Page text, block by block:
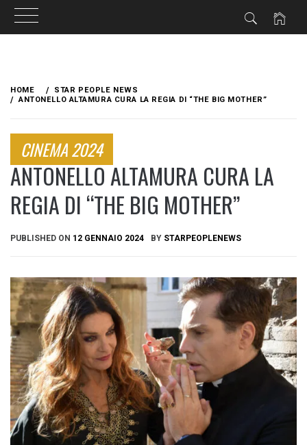
content
HOME
STAR PEOPLE NEWS
ANTONELLO ALTAMURA CURA LA REGIA DI “THE BIG MOTHER”
CINEMA 2024
ANTONELLO ALTAMURA CURA LA
REGIA DI “THE BIG MOTHER”
PUBLISHED ON 12 GENNAIO 2024 BY STARPEOPLENEWS